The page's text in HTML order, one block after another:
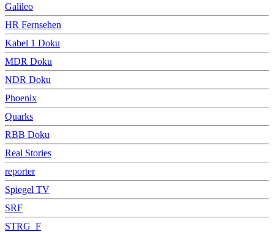
Galileo
HR Fernsehen
Kabel 1 Doku
MDR Doku
NDR Doku
Phoenix
Quarks
RBB Doku
Real Stories
reporter
Spiegel TV
SRF
STRG_F